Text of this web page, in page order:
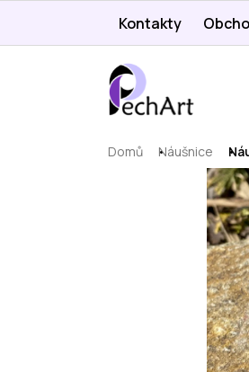
obsah
Kontakty
Domů Náušnice